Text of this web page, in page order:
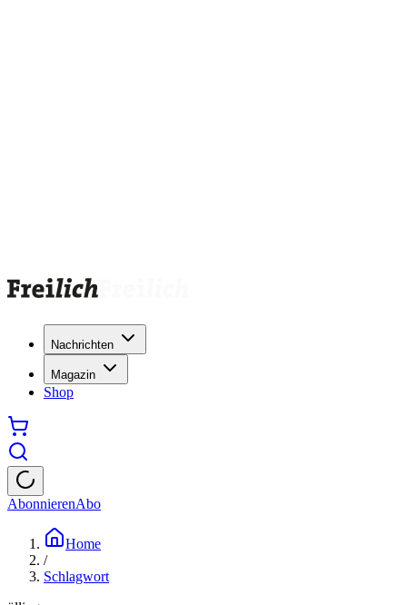
Nachrichten
Magazin
Shop
AbonnierenAbo
Home
/
Schlagwort